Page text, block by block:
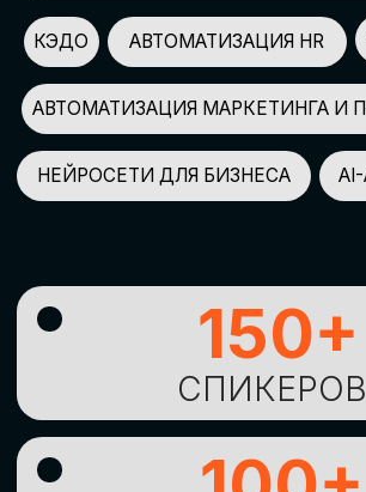
УЧАСТНИКОВ
2500+
GLOBAL TECH FORUM –
ИЗУЧЕНИЯНОВЫХ
ТЕХНОЛОГИЙИ
СТРАТЕГИЧЕСКИХ
ПОДХОДОВ К ЦИФРОВОЙ
ТРАНСФОРМАЦИИ
БИЗНЕСА